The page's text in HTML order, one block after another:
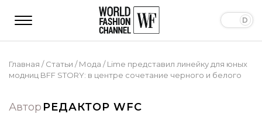
Главная /Статьи /Мода /Lime представил линейку для юных
модниц BFF STORY: в центре сочетание черного и белого
Автор РЕДАКТОР WFC